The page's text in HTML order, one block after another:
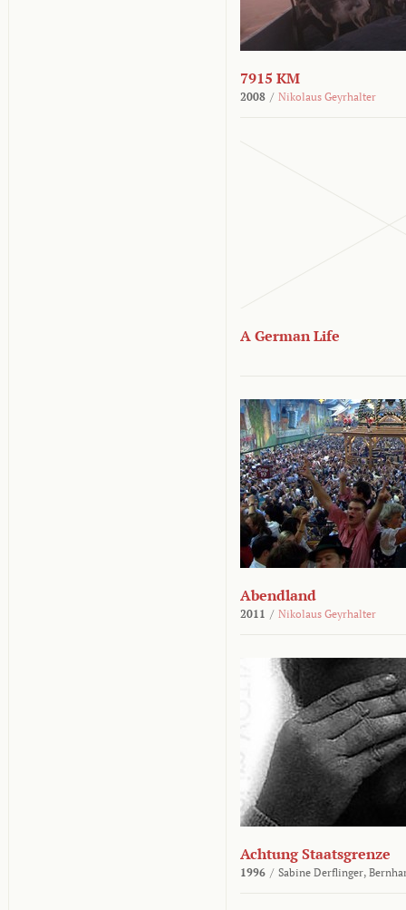
7915 KM
2008 / Nikolaus Geyrhalter
A German Life
Abendland
2011 / Nikolaus Geyrhalter
Achtung Staatsgrenze
1996 / Sabine Derflinger,